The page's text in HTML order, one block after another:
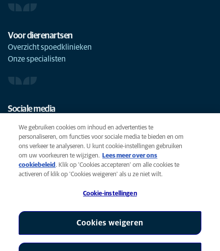
Voor dierenartsen
Overzicht spoedklinieken
Onze specialisten
Sociale media
Cookies
Privacyverklaring
AniCura is een partner van Mars, Inc © 2026
We gebruiken cookies om inhoud en advertenties te
personaliseren, om functies voor sociale media te bieden en om
ons verkeer te analyseren. U kunt cookie-instellingen gebruiken
om uw voorkeuren te wijzigen.
Lees meer over ons
cookiebeleid (opens in a new tab)
. Klik op 'Cookies accepteren' om alle cookies te
activeren of klik op 'Cookies weigeren' als u ze niet wilt.
Cookie-instellingen
Cookies weigeren